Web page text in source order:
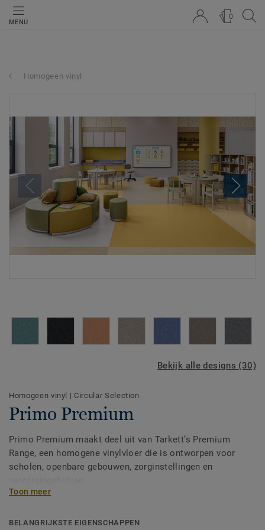
MENU
0
Homogeen vinyl
Bekijk alle designs (30)
Homogeen vinyl | Circular Selection
Primo Premium
Primo Premium maakt deel uit van Tarkett’s Premium
Range, een homogene vinylvloer die is ontworpen voor
scholen, openbare gebouwen, zorginstellingen en
verdeeld over twee designvarianten: Eclipse Premium en
Toon meer
BELANGRIJKSTE EIGENSCHAPPEN